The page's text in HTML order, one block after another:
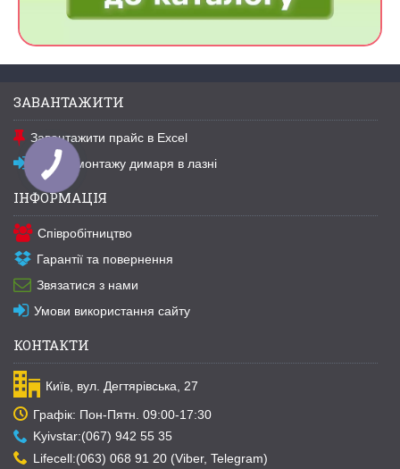
ЗАВАНТАЖИТИ
Завантажити прайс в Excel
Схема монтажу димаря в лазні
ІНФОРМАЦІЯ
Співробітництво
Гарантії та повернення
Звязатися з нами
Умови використання сайту
КОНТАКТИ
Київ, вул. Дегтярівська, 27
Графік: Пон-Пятн. 09:00-17:30
Kyivstar:(067) 942 55 35
Lifecell:(063) 068 91 20 (Viber, Telegram)